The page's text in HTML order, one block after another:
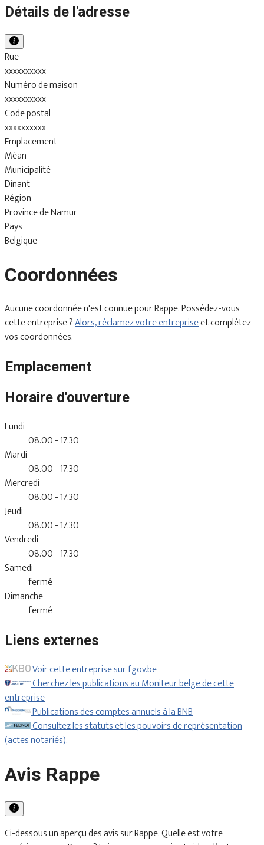
Détails de l'adresse
Rue
xxxxxxxxxx
Numéro de maison
xxxxxxxxxx
Code postal
xxxxxxxxxx
Emplacement
Méan
Municipalité
Dinant
Région
Province de Namur
Pays
Belgique
Coordonnées
Aucune coordonnée n'est connue pour Rappe. Possédez-vous
cette entreprise ?Alors, réclamez votre entrepriseet complétez
vos coordonnées.
Emplacement
Horaire d'ouverture
Lundi
08.00 - 17.30
Mardi
08.00 - 17.30
Mercredi
08.00 - 17.30
Jeudi
08.00 - 17.30
Vendredi
08.00 - 17.30
Samedi
fermé
Dimanche
fermé
Liens externes
Voir cette entreprise sur fgov.be
Cherchez les publications au Moniteur belge de cette
entreprise
Publications des comptes annuels à la BNB
Consultez les statuts et les pouvoirs de représentation
(actes notariés).
Avis Rappe
Ci-dessous un aperçu des avis sur Rappe. Quelle est votre